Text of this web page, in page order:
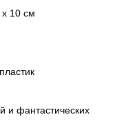
10 см
и фантастических